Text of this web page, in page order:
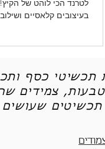
לטרנד הכי לוהט של
בעיצובים קלאסיים
תכשיטי כסף
צמידים